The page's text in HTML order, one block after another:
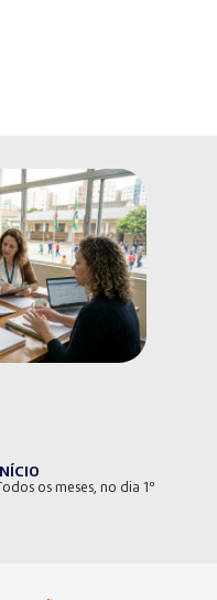
INÍCIO
Todos os meses, no dia 1º